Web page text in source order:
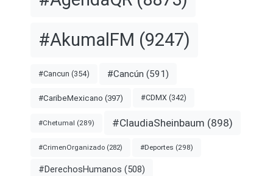
#AkumalFM (9247)
#Cancun (354) #Cancún (591)
#CaribeMexicano (397) #CDMX (342)
#Chetumal (289) #ClaudiaSheinbaum (898)
#CrimenOrganizado (282) #Deportes (298)
#DerechosHumanos (508)